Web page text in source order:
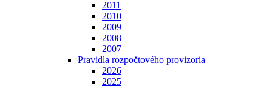
2011
2010
2009
2008
2007
Pravidla rozpočtového provizoria
2026
2025